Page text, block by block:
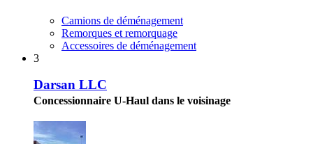
Camions de déménagement
Remorques et remorquage
Accessoires de déménagement
3
Darsan LLC
Concessionnaire U-Haul dans le voisinage